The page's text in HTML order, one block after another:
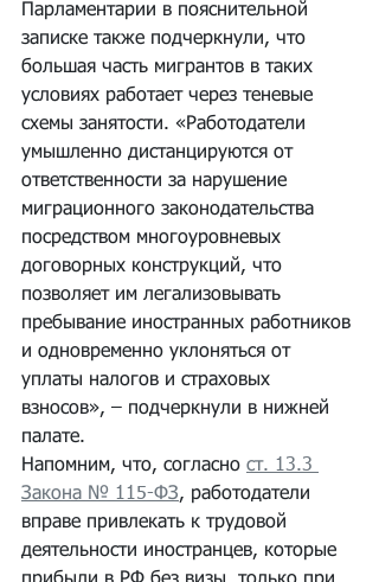
Парламентарии в пояснительной
записке также подчеркнули, что
большая часть мигрантов в таких
условиях работает через теневые
схемы занятости. «Работодатели
умышленно дистанцируются от
ответственности за нарушение
миграционного законодательства
посредством многоуровневых
договорных конструкций, что
позволяет им легализовывать
пребывание иностранных работников
и одновременно уклоняться от
уплаты налогов и страховых
взносов», – подчеркнули в нижней
палате.
Напомним, что, согласно ст. 13.3
Закона № 115-ФЗ, работодатели
вправе привлекать к трудовой
деятельности иностранцев, которые